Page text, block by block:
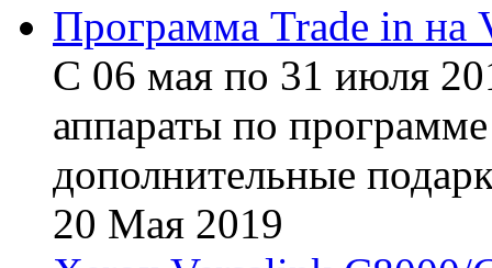
Программа Trade in на
С 06 мая по 31 июля
аппараты по
дополнительные
20 Мая 2019